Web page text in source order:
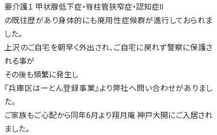
要介護１ 甲状腺低下症・脊柱管狭窄症・認知症Ⅱ
の既往歴があり身体的にも廃用性症候群が進行しておられま
した。
上沢のご自宅を朝早く外出され、ご自宅に戻れず警察に保護さ
れる事が
その後も頻繁に発生し
『兵庫区はーとん登録事業』より弊社へ問い合わせがありまし
た。
ご家族もご心配から同年6月より翔月庵 神戸大開にご入居され
ました。